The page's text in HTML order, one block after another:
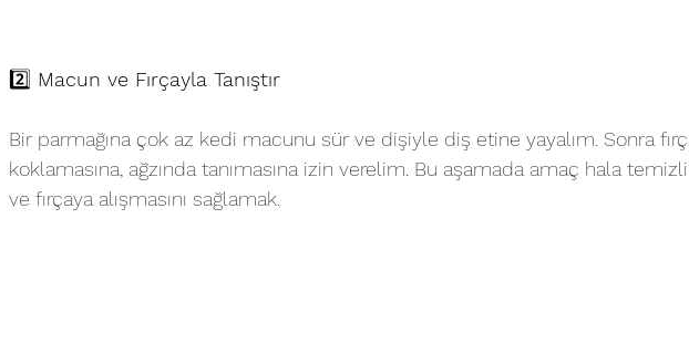
2️⃣ Macun ve Fırçayla Tanıştır
Bir parmağına çok az kedi macunu sür ve dişiyle diş etine yayalım. Sonra
koklamasına, ağzında tanımasına izin verelim. Bu aşamada amaç hala
ve fırçaya alışmasını sağlamak.